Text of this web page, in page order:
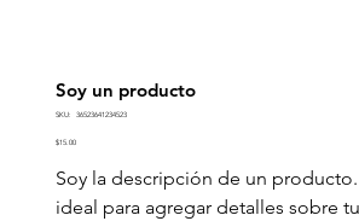
Soy un producto
SKU:
SKU
36523641234523
Price
$15.00
Soy la descripción de un
ideal para agregar detalles sobre